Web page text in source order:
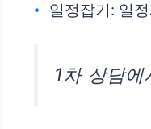
일정잡기: 일
1차 상담